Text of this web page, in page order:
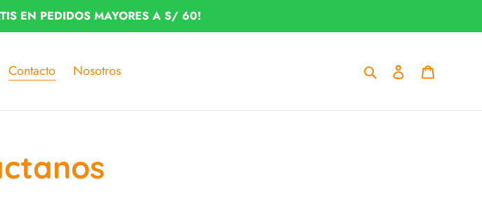
EN PEDIDOS MAYORES A S/ 60!
Contacto Nosotros Buscar Ingresar